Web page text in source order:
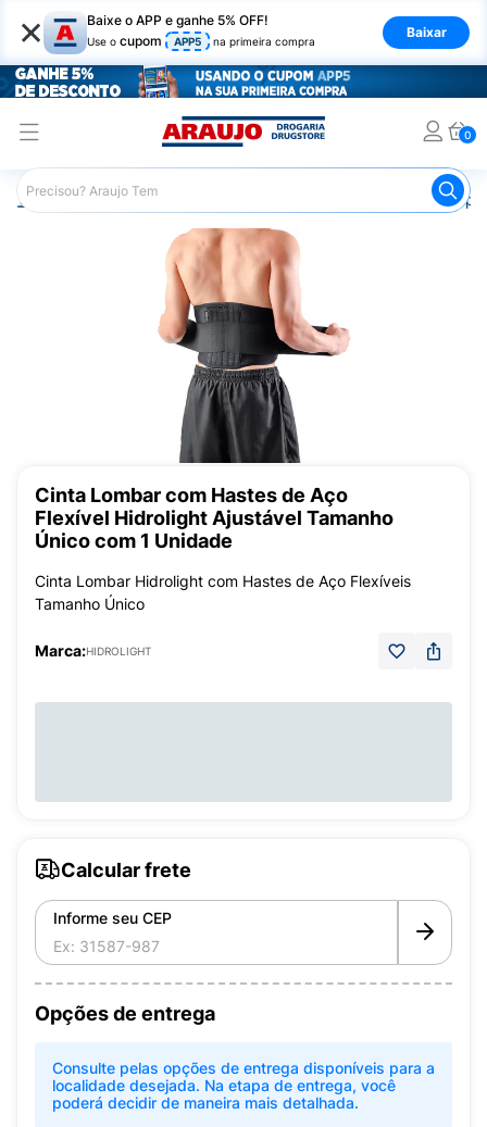
× Baixe o APP e ganhe 5% OFF!
Use o cupom APP5 na primeira compra
Baixar
0
Araujo Saúde e Bem Estar Cinta
Cinta Lombar com Hastes de Aço
Flexível Hidrolight Ajustável Tamanho
Único com 1 Unidade
Cinta Lombar Hidrolight com Hastes de Aço Flexíveis
Tamanho Único
Marca:HIDROLIGHT
Calcular frete
Informe seu CEP
Opções de entrega
Consulte pelas opções de entrega disponíveis para a
localidade desejada. Na etapa de entrega, você
poderá decidir de maneira mais detalhada.